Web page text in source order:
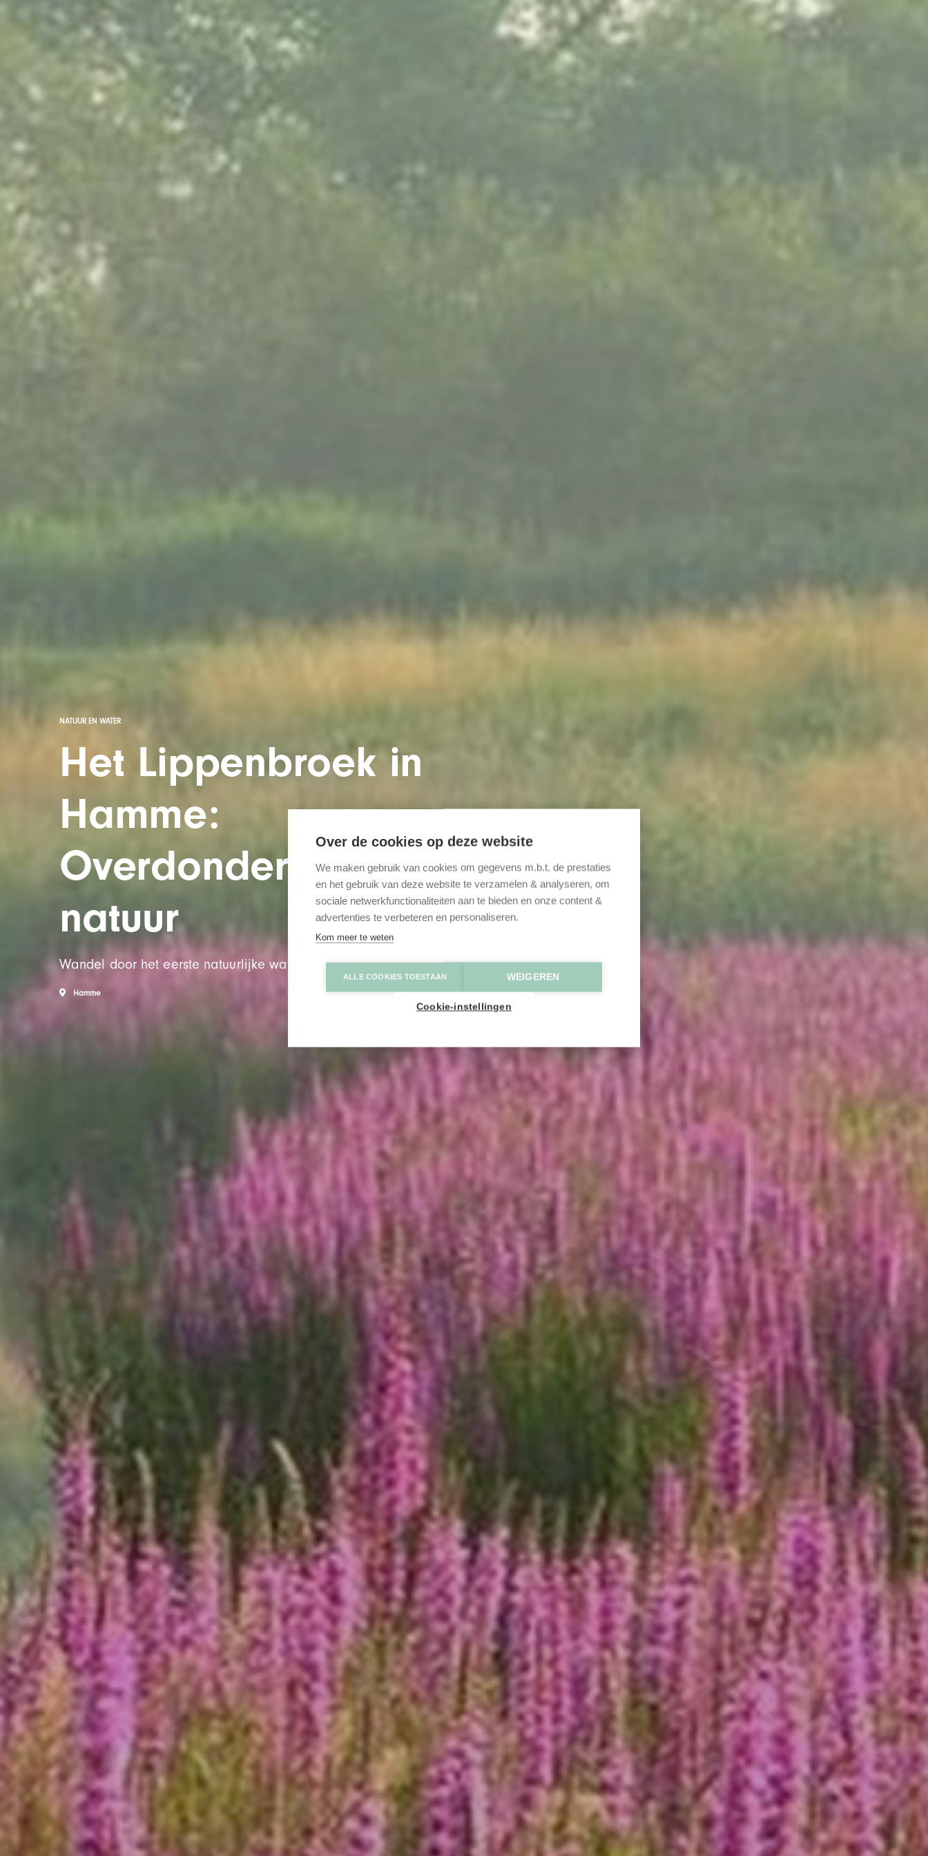
NATUUR EN WATER
Het Lippenbroek in
Hamme:
Overdonderend mooie
natuur
Wandel door het eerste natuurlijke waterzuiveringssysteem ter wereld
Hamme
Over de cookies op deze website
We maken gebruik van cookies om gegevens m.b.t. de prestaties
en het gebruik van deze website te verzamelen & analyseren, om
sociale netwerkfunctionaliteiten aan te bieden en onze content &
advertenties te verbeteren en personaliseren.
Kom meer te weten
ALLE COOKIES TOESTAAN WEIGEREN
Cookie-instellingen